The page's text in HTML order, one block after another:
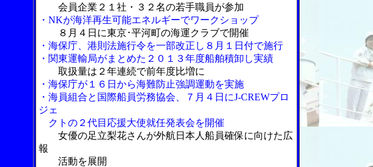
会員企業２１社・３２名の若手職員が参加
・NKが海洋再生可能エネルギーでワークショップ
８月４日に東京･平河町の海運クラブで開催
・海保庁、港則法施行令を一部改正し８月１日付で施行
・関東運輸局がまとめた２０１３年度船舶積卸し実績
取扱量は２年連続で前年度比増に
・海保庁が１６日から海難防止強調運動を実施
・海員組合と国際船員労務協会、７月４日にJ-CREWプロ
ジェ
クトの２代目応援大使就任発表会を開催
女優の足立梨花さんが外航日本人船員確保に向けた広
報
活動を展開